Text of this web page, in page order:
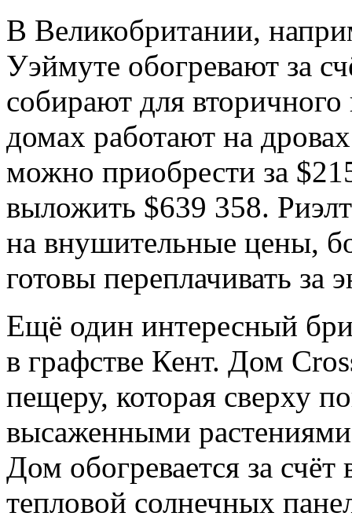
В Великобритании,
Уэймуте обогревают за
собирают для
домах работают на
можно приобрести за
выложить $639 358.
на внушительные цены,
готовы переплачивать за
Ещё один интересный
в графстве Кент. Дом
пещеру, которая сверху
высаженными
Дом обогревается за
тепловой солнечных